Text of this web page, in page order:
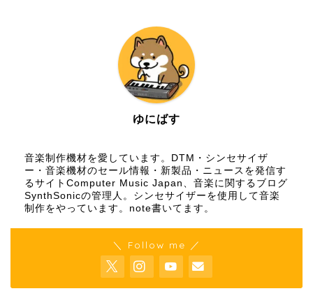
ゆにばす
音楽制作機材を愛しています。DTM・シンセサイザ
ー・音楽機材のセール情報・新製品・ニュースを発信す
るサイトComputer Music Japan、音楽に関するブログ
SynthSonicの管理人。シンセサイザーを使用して音楽
制作をやっています。 note書いてます。
＼ Follow me ／